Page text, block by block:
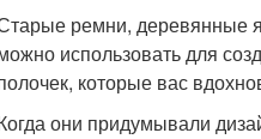
ремни, деревянные
использовать для
которые вас
они придумывали